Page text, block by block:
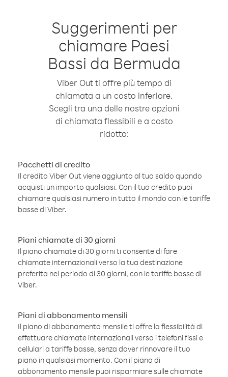
Suggerimenti per
chiamare Paesi
Bassi da Bermuda
Viber Out ti offre più tempo di
chiamata a un costo inferiore.
Scegli tra una delle nostre opzioni
di chiamata flessibili e a costo
ridotto:
Pacchetti di credito
Il credito Viber Out viene aggiunto al tuo saldo quando
acquisti un importo qualsiasi. Con il tuo credito puoi
chiamare qualsiasi numero in tutto il mondo con le tariffe
basse di Viber.
Piani chiamate di 30 giorni
Il piano chiamate di 30 giorni ti consente di fare
chiamate internazionali verso la tua destinazione
preferita nel periodo di 30 giorni, con le tariffe basse di
Viber.
Piani di abbonamento mensili
Il piano di abbonamento mensile ti offre la flessibilità di
effettuare chiamate internazionali verso i telefoni fissi e
cellulari a tariffe basse, senza dover rinnovare il tuo
piano in qualsiasi momento. Con il piano di
abbonamento mensile puoi risparmiare sulle chiamate